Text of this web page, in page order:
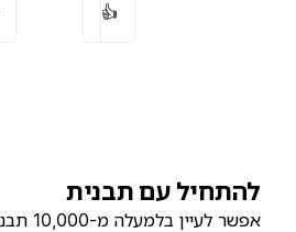
👍
להתחיל עם תבנית
אפשר לעיין בלמעלה מ-10,000 תבניות